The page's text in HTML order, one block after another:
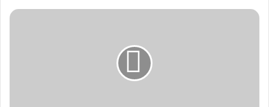
المدير